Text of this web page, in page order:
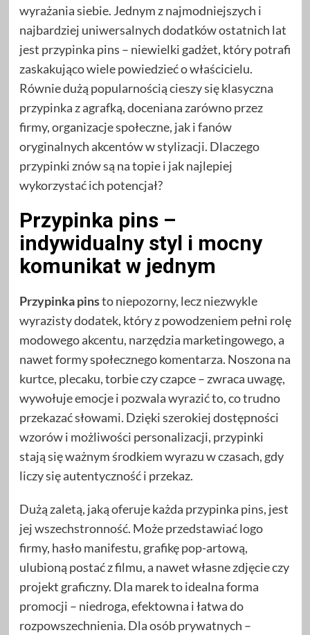
wyrażania siebie. Jednym z najmodniejszych i
najbardziej uniwersalnych dodatków ostatnich lat
jest przypinka pins – niewielki gadżet, który potrafi
zaskakująco wiele powiedzieć o właścicielu.
Równie dużą popularnością cieszy się klasyczna
przypinka z agrafką, doceniana zarówno przez
firmy, organizacje społeczne, jak i fanów
oryginalnych akcentów w stylizacji. Dlaczego
przypinki znów są na topie i jak najlepiej
wykorzystać ich potencjał?
Przypinka pins –
indywidualny styl i mocny
komunikat w jednym
Przypinka pinsto niepozorny, lecz niezwykle
wyrazisty dodatek, który z powodzeniem pełni rolę
modowego akcentu, narzędzia marketingowego, a
nawet formy społecznego komentarza. Noszona na
kurtce, plecaku, torbie czy czapce – zwraca uwagę,
wywołuje emocje i pozwala wyrazić to, co trudno
przekazać słowami. Dzięki szerokiej dostępności
wzorów i możliwości personalizacji, przypinki
stają się ważnym środkiem wyrazu w czasach, gdy
liczy się autentyczność i przekaz.
Dużą zaletą, jaką oferuje każda przypinka pins, jest
jej wszechstronność. Może przedstawiać logo
firmy, hasło manifestu, grafikę pop-artową,
ulubioną postać z filmu, a nawet własne zdjęcie czy
projekt graficzny. Dla marek to idealna forma
promocji – niedroga, efektowna i łatwa do
rozpowszechnienia. Dla osób prywatnych –